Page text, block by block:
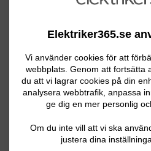
Elektriker365.se
Vi använder cookies för att
webbplats. Genom att fortsätta
du att vi lagrar cookies på din
analysera webbtrafik, anpassa
ge dig en mer personlig
Om du inte vill att vi ska
justera dina
Byta strömbrytare
Markaryd
Elinstallation